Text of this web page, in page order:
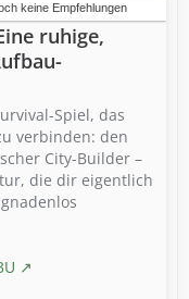
keine Empfehlungen
ruhige,
Spiel, das
verbinden: den
City-Builder –
die dir eigentlich